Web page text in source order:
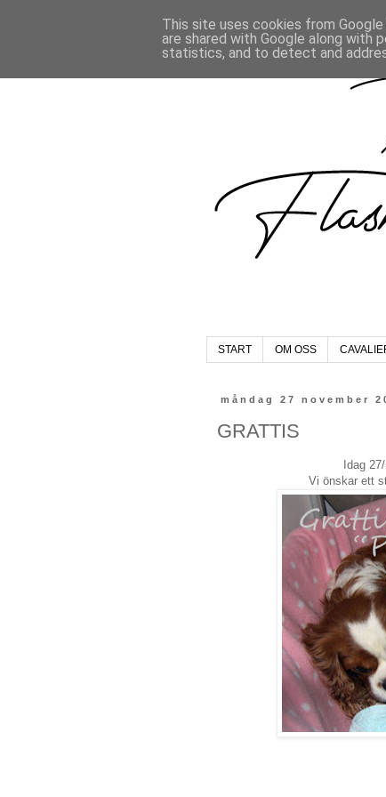
START OM OSS
måndag 27 november
GRATTIS
Idag
Vi önskar ett
This site uses cookies from
are shared with Google along with
statistics, and to detect and